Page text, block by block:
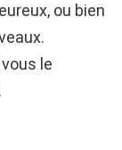
ou bien
le